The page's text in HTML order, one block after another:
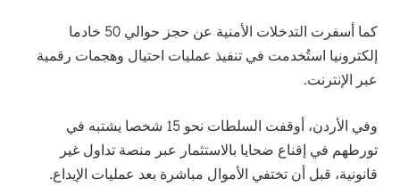
كما أسفرت التدخلات الأمنية عن حجز حوالي 50 خادما
إلكترونيا استُخدمت في تنفيذ عمليات احتيال وهجمات رقمية
عبر الإنترنت.
وفي الأردن، أوقفت السلطات نحو 15 شخصا يشتبه في
تورطهم في إقناع ضحايا بالاستثمار عبر منصة تداول غير
قانونية، قبل أن تختفي الأموال مباشرة بعد عمليات الإيداع.